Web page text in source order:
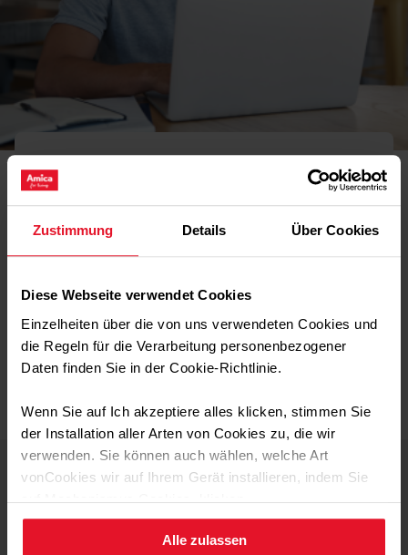
Zustimmung Details Über Cookies
Diese Webseite verwendet Cookies
Einzelheiten über die von uns verwendeten Cookies und
die Regeln für die Verarbeitung personenbezogener
Daten finden Sie in der Cookie-Richtlinie.
Wenn Sie auf Ich akzeptiere alles klicken, stimmen Sie
der Installation aller Arten von Cookies zu, die wir
verwenden. Sie können auch wählen, welche Art
vonCookies wir auf Ihrem Gerät installieren, indem Sie
auf Mechanismus Cookies. klicken.
Sie können Ihre Cookie-Einstellungen jederzeit ändern,
Alle zulassen
Verarbeitung personenbezogener
Daten
Wenn Sie Fragen zum Schutz Ihrer Daten haben oder uns
etwas mitteilen möchten, kontaktieren Sie uns.
Zum Kontaktformular
Designlinien